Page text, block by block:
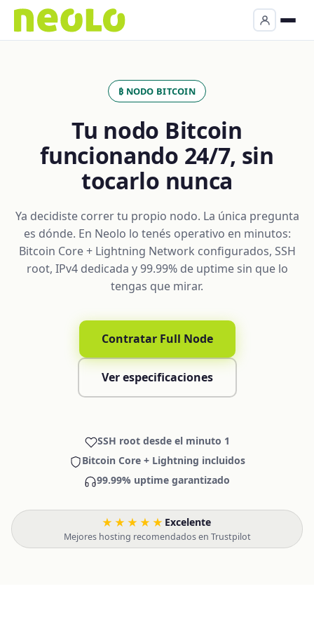
₿ NODO BITCOIN
Tu nodo Bitcoin
funcionando 24/7, sin
tocarlo nunca
Ya decidiste correr tu propio nodo. La única pregunta
es dónde. En Neolo lo tenés operativo en minutos:
Bitcoin Core + Lightning Network configurados, SSH
root, IPv4 dedicada y 99.99% de uptime sin que lo
tengas que mirar.
Contratar Full Node
Ver especificaciones
SSH root desde el minuto 1
Bitcoin Core + Lightning incluidos
99.99% uptime garantizado
★★★★★ Excelente·
Mejores hosting recomendados en Trustpilot